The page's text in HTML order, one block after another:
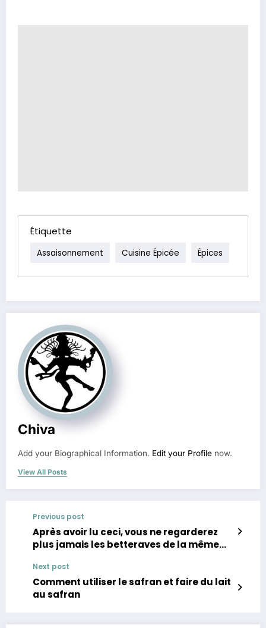
Étiquette
Assaisonnement Cuisine Épicée Épices
Chiva
Add your Biographical Information. Edit your Profile now.
View All Posts
Previous post
Après avoir lu ceci, vous ne regarderez
plus jamais les betteraves de la même
Next post
Comment utiliser le safran et faire du lait
au safran